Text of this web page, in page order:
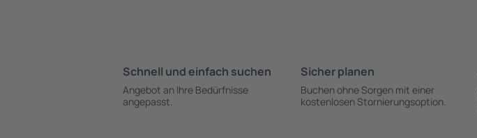
Schnell und einfach suchen
Angebot an Ihre Bedürfnisse
angepasst.
Sicher planen
Buchen ohne Sorgen mit einer
kostenlosen Stornierungsoption.